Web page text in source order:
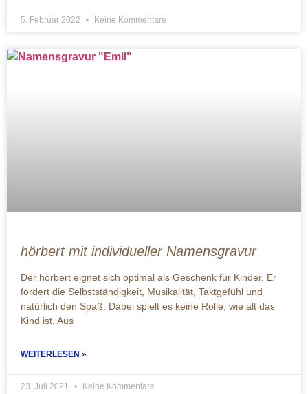
5. Februar 2022 Keine Kommentare
hörbert mit individueller Namensgravur
Der hörbert eignet sich optimal als Geschenk für Kinder. Er
fördert die Selbstständigkeit, Musikalität, Taktgefühl und
natürlich den Spaß. Dabei spielt es keine Rolle, wie alt das
Kind ist. Aus
WEITERLESEN »
23. Juli 2021 Keine Kommentare